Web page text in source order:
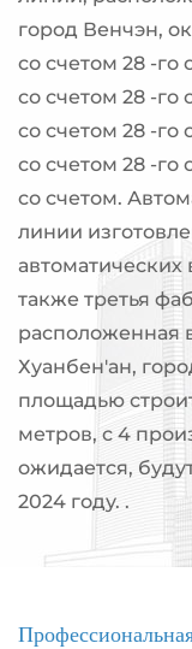
город Венчэн,
со счетом 28 -го
со счетом 28 -го
со счетом 28 -го
со счетом 28 -го
со счетом.
линии
также третья
расположенная
Хуанбен'ан,
площадью
метров, с 4
ожидается,
2024 году. .